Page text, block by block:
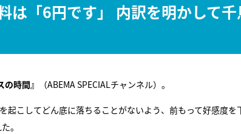
は「6円です」 内訳を明かして
の時間』 （ABEMA SPECIALチャンネル）。
起こしてどん底に落ちることがないよう、前もって好感度
。